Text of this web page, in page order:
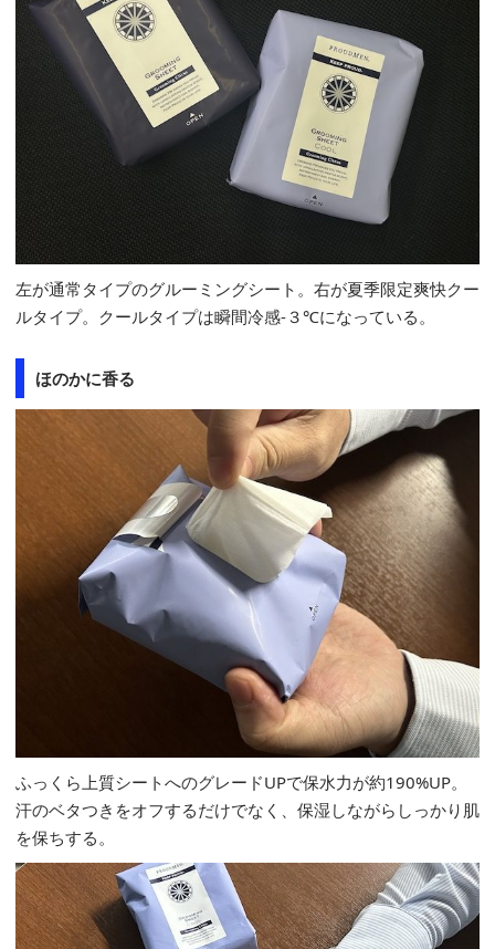
左が通常タイプのグルーミングシート。右が夏季限定爽快クー
ルタイプ。クールタイプは瞬間冷感-３℃になっている。
ほのかに香る
ふっくら上質シートへのグレードUPで保水力が約190%UP。
汗のベタつきをオフするだけでなく、保湿しながらしっかり肌
を保ちする。